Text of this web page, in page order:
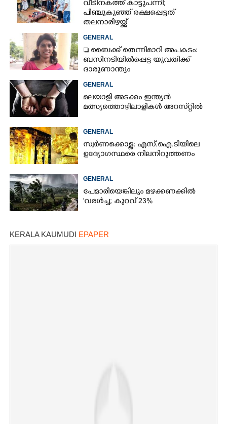
വീടിനകത്ത് കാട്ടുപന്നി;
പിഞ്ചുകുഞ്ഞ് രക്ഷപ്പെട്ടത്
തലനാരിഴയ്ക്ക്
GENERAL
 ബൈക്ക് തെന്നിമാറി അപകടം:
ബസിനടിയിൽപ്പെട്ട യുവതിക്ക്
ദാരുണാന്ത്യം
GENERAL
മലയാളി അടക്കം ഇന്ത്യൻ
മത്സ്യത്തൊഴിലാളികൾ അറസ്‌റ്റിൽ
GENERAL
സ്വർണക്കൊള്ള: എസ്.ഐ.ടിയിലെ
ഉദ്യോഗസ്ഥരെ നിലനിറുത്തണം
GENERAL
പേമാരിയെങ്കിലും മഴക്കണക്കിൽ
'വരൾച്ച; കുറവ് 23%
KERALA KAUMUDI EPAPER